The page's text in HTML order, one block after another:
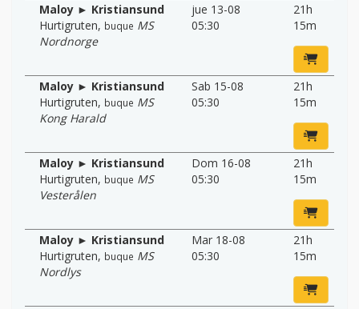
Maloy ► Kristiansund
Hurtigruten, buque MS
Nordnorge
jue 13-08
05:30
21h
15m
Maloy ► Kristiansund
Hurtigruten, buque MS
Kong Harald
Sab 15-08
05:30
21h
15m
Maloy ► Kristiansund
Hurtigruten, buque MS
Vesterålen
Dom 16-08
05:30
21h
15m
Maloy ► Kristiansund
Hurtigruten, buque MS
Nordlys
Mar 18-08
05:30
21h
15m